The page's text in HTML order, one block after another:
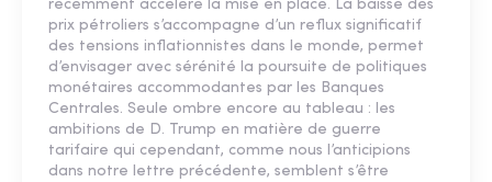
récemment accéléré la mise en place. La baisse des
prix pétroliers s’accompagne d’un reflux significatif
des tensions inflationnistes dans le monde, permet
d’envisager avec sérénité la poursuite de politiques
monétaires accommodantes par les Banques
Centrales. Seule ombre encore au tableau : les
ambitions de D. Trump en matière de guerre
tarifaire qui cependant, comme nous l’anticipions
dans notre lettre précédente, semblent s’être